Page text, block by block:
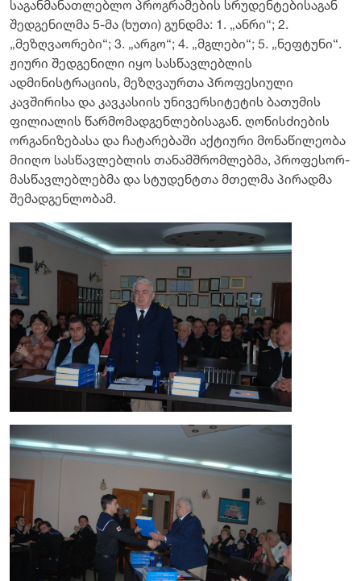
საგანმანათლებლო პროგრამების სრუდენტებისაგან
შედგენილმა 5-მა (ხუთი) გუნდმა: 1. „ანრი“; 2.
„მეზღვაორები“; 3. „არგო“; 4. „მგლები“; 5. „ნეფტუნი“.
ჟიური შედგენილი იყო სასწავლებლის
ადმინისტრაციის, მეზღვაურთა პროფესიული
კავშირისა და კავკასიის უნივერსიტეტის ბათუმის
ფილიალის წარმომადგენლებისაგან. ღონისძიების
ორგანიზებასა და ჩატარებაში აქტიური მონაწილეობა
მიიღო სასწავლებლის თანამშრომლებმა, პროფესორ-
მასწავლებლებმა და სტუდენტთა მთელმა პირადმა
შემადგენლობამ.